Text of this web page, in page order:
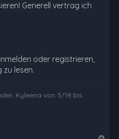
Generell vertrag ich
oder registrieren,
lesen.
Kyleena von 3/18 bis